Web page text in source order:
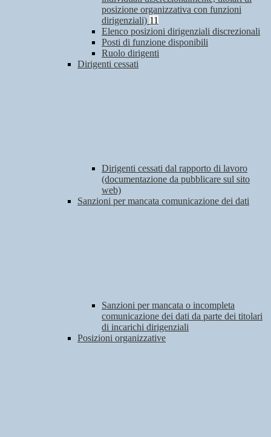
posizione organizzativa con funzioni
dirigenziali) 11
Elenco posizioni dirigenziali discrezionali
Posti di funzione disponibili
Ruolo dirigenti
Dirigenti cessati
Dirigenti cessati dal rapporto di lavoro
(documentazione da pubblicare sul sito
web)
Sanzioni per mancata comunicazione dei dati
Sanzioni per mancata o incompleta
comunicazione dei dati da parte dei titolari
di incarichi dirigenziali
Posizioni organizzative